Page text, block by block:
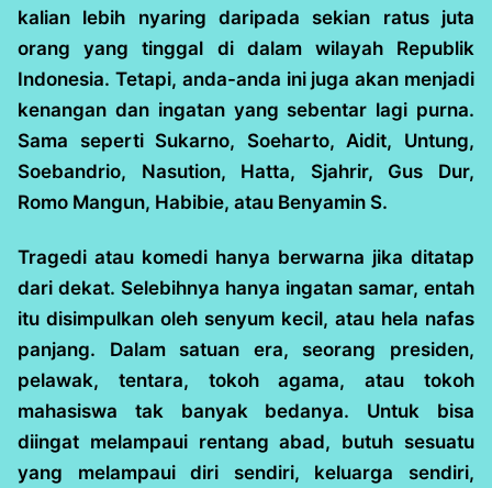
kalian lebih nyaring daripada sekian ratus juta
orang yang tinggal di dalam wilayah Republik
Indonesia. Tetapi, anda-anda ini juga akan menjadi
kenangan dan ingatan yang sebentar lagi purna.
Sama seperti Sukarno, Soeharto, Aidit, Untung,
Soebandrio, Nasution, Hatta, Sjahrir, Gus Dur,
Romo Mangun, Habibie, atau Benyamin S.
Tragedi atau komedi hanya berwarna jika ditatap
dari dekat. Selebihnya hanya ingatan samar, entah
itu disimpulkan oleh senyum kecil, atau hela nafas
panjang. Dalam satuan era, seorang presiden,
pelawak, tentara, tokoh agama, atau tokoh
mahasiswa tak banyak bedanya. Untuk bisa
diingat melampaui rentang abad, butuh sesuatu
yang melampaui diri sendiri, keluarga sendiri,